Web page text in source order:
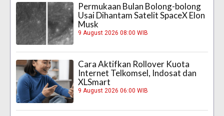
Permukaan Bulan Bolong-bolong
Usai Dihantam Satelit SpaceX Elon
Musk
9 August 2026 08:00 WIB
Cara Aktifkan Rollover Kuota
Internet Telkomsel, Indosat dan
XLSmart
9 August 2026 06:00 WIB